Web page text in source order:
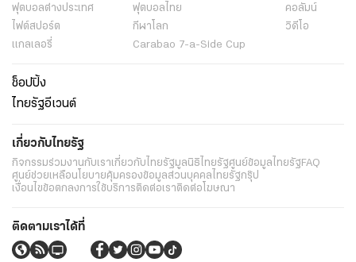
ฟุตบอลต่่างประเทศ ฟุตบอลไทย
คอลัมน์
ไฟต์สปอร์ต
กีฬาโลก
วิดีโอ
แกลเลอรี่
Carabao 7-a-Side Cup
ช็อปปิ้ง
ไทยรัฐอีเวนต์
เกี่ยวกับไทยรัฐ
กิจกรรมร่วมงานกับเราเกี่ยวกับไทยรัฐมูลนิธิไทยรัฐศูนย์ข้อมูลไทยรัฐFAQ
ศูนย์ช่วยเหลือนโยบายคุ้มครองข้อมูลส่วนบุคคลไทยรัฐกรุ๊ป
เงื่อนไขข้อตกลงการใช้บริการติดต่อเราติดต่อโฆษณา
ติดตามเราได้ที่